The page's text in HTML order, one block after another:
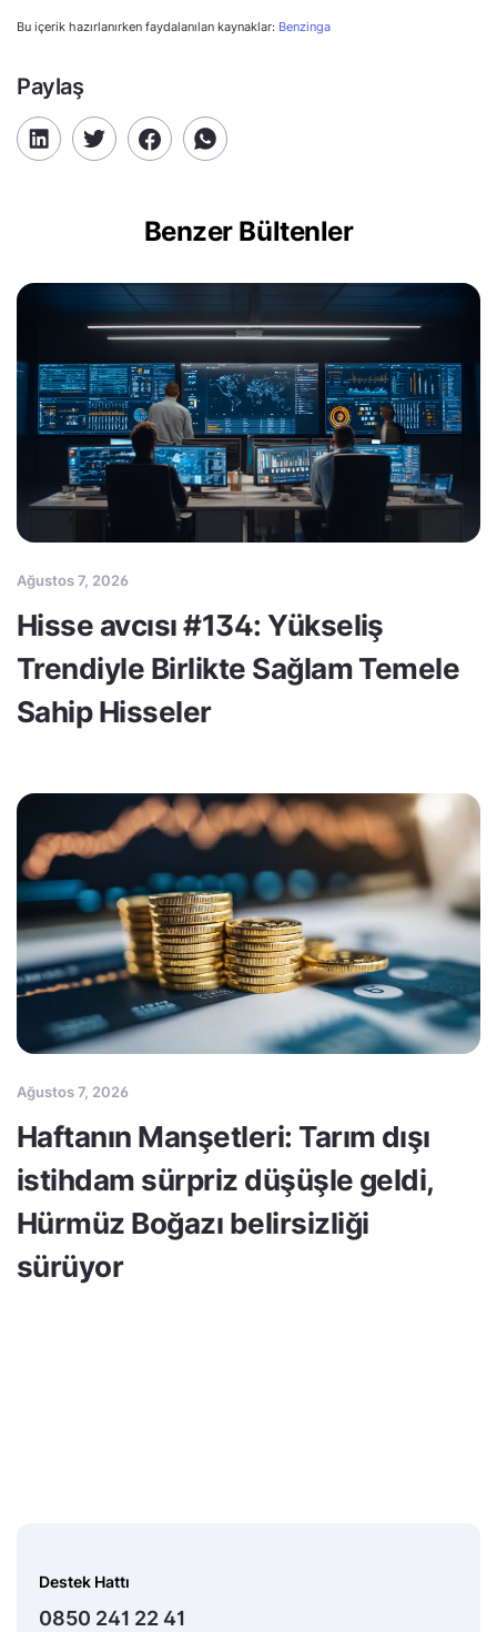
Bu içerik hazırlanırken faydalanılan kaynaklar: Benzinga
Paylaş
Benzer Bültenler
Ağustos 7, 2026
Hisse avcısı #134: Yükseliş
Trendiyle Birlikte Sağlam Temele
Sahip Hisseler
Ağustos 7, 2026
Haftanın Manşetleri: Tarım dışı
istihdam sürpriz düşüşle geldi,
Hürmüz Boğazı belirsizliği
sürüyor
Destek Hattı
0850 241 22 41